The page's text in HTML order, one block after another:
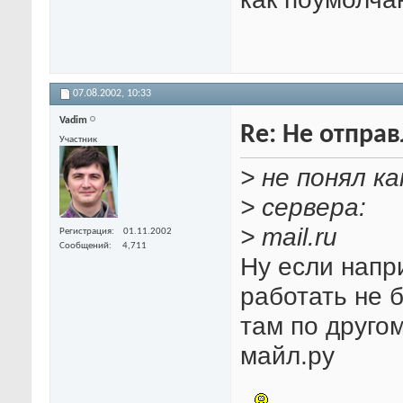
07.08.2002, 10:33
Vadim
Участник
Регистрация
01.11.2002
Сообщений
4,711
Re: Не
> не понял
> сервера:
> mail.ru
Ну если
работать не
там по
майл.ру